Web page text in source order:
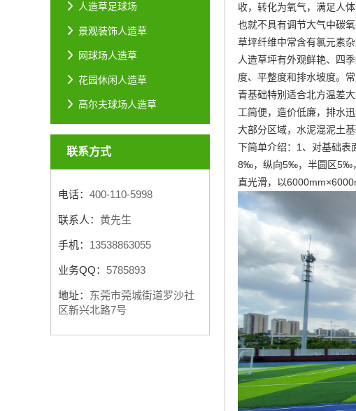
人造草足球场
景观装饰人造草
网球场人造草
花园休闲人造草
高尔夫球场人造草
联系方式
电话： 400-110-5998
联系人： 黄先生
手机： 13538863055
业务QQ： 5785893
地址： 东莞市莞城街道罗沙社
区新兴北路7号
收，转化为氧气，满足人
也就不具有调节大气中碳
草坪纤维中常含有氯元素
人造草坪有外观鲜艳、四
度、平整度和排水坡度。
青基础特别适合北方温差
工简便，造价低廉，排水
大部分区域，水泥混泥土
下简单介绍：1、对基础表
8‰，纵向5‰，半圆区5‰，
直光滑，以